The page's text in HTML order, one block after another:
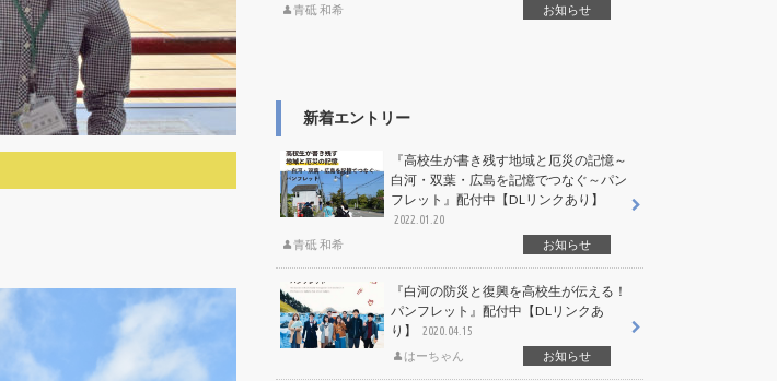
青砥 和希 お知らせ
新着エントリー
『高校生が書き残す地域と厄災の記憶～
白河・双葉・広島を記憶でつなぐ～パン
フレット』配付中【DLリンクあり】
2022.01.20
青砥 和希 お知らせ
『白河の防災と復興を高校生が伝える！
パンフレット』配付中【DLリンクあ
り】
2020.04.15
はーちゃん お知らせ